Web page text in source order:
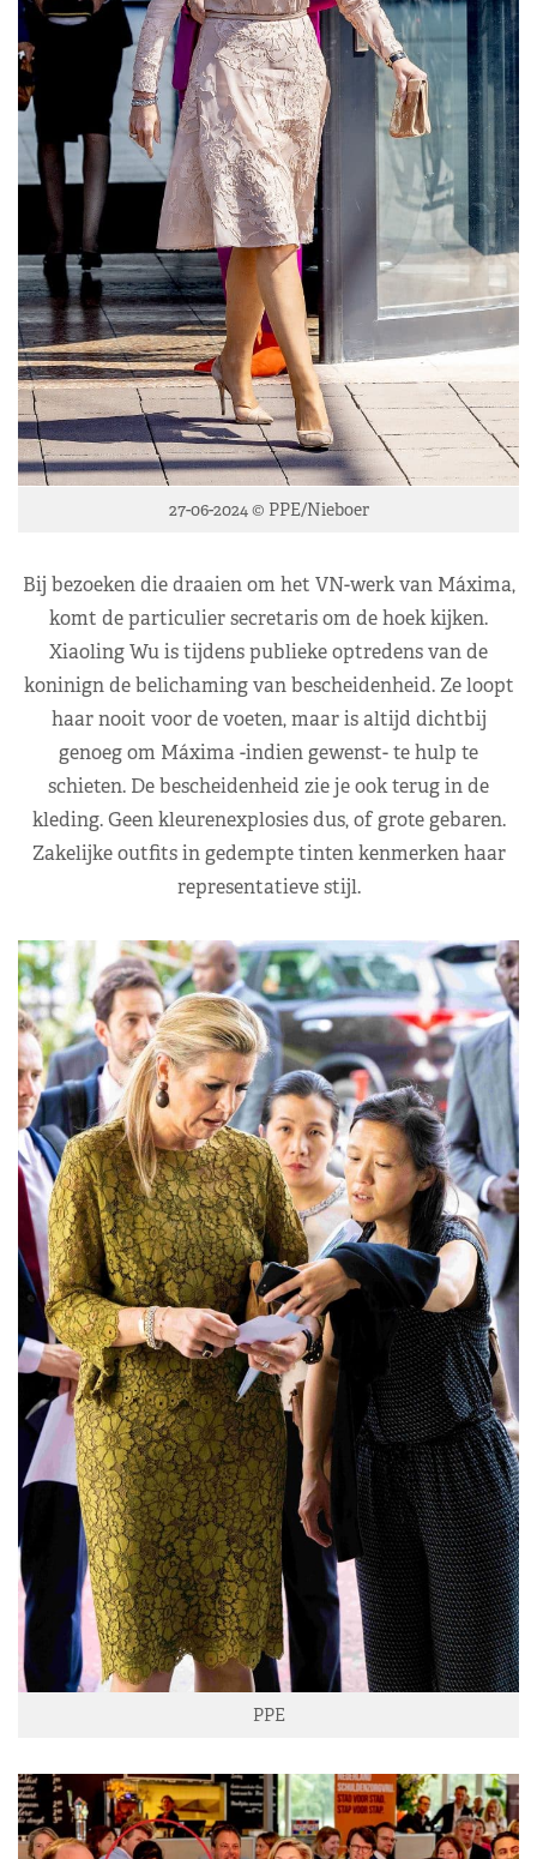
27-06-2024 © PPE/Nieboer
Bij bezoeken die draaien om het VN-werk van Máxima,
komt de particulier secretaris om de hoek kijken.
Xiaoling Wu is tijdens publieke optredens van de
koninign de belichaming van bescheidenheid. Ze loopt
haar nooit voor de voeten, maar is altijd dichtbij
genoeg om Máxima -indien gewenst- te hulp te
schieten. De bescheidenheid zie je ook terug in de
kleding. Geen kleurenexplosies dus, of grote gebaren.
Zakelijke outfits in gedempte tinten kenmerken haar
representatieve stijl.
PPE